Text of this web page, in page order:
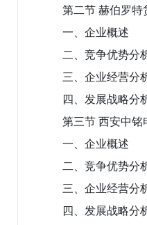
第二节 赫伯罗特
一、企业概述
二、竞争优势分
三、企业经营分
四、发展战略分
第三节 西安中铭
一、企业概述
二、竞争优势分
三、企业经营分
四、发展战略分